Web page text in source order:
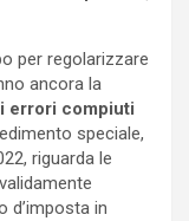
per regolarizzare
ancora la
errori compiuti
speciale,
riguarda le
d’imposta in